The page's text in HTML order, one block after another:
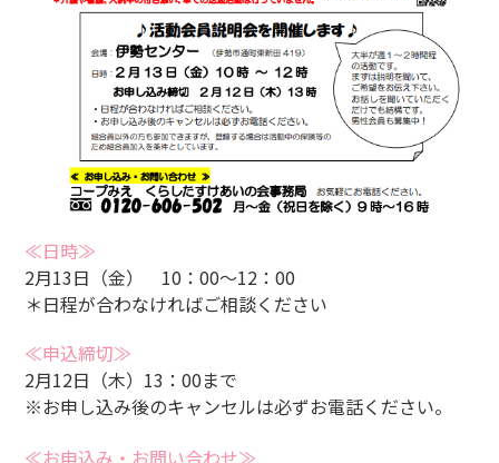
≪日時≫
2月13日（金） 10：00～12：00
＊日程が合わなければご相談ください
≪申込締切≫
2月12日（木）13：00まで
※お申し込み後のキャンセルは必ずお電話ください。
≪お申込み・お問い合わせ≫